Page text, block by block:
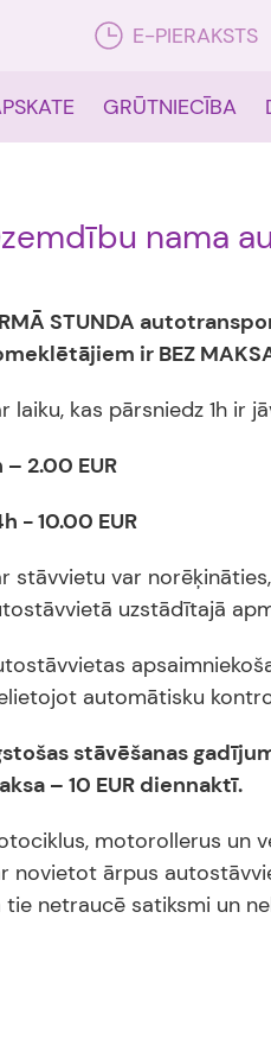
E-PIERAKSTS
GRŪTNIECĪBA
nama
STUNDA
ir BEZ
laiku, kas pārsniedz 1h ir
– 2.00 EUR
- 10.00 EUR
stāvvietu var
uzstādītajā
automātisku
stāvēšanas
– 10 EUR diennaktī.
motorollerus un
novietot ārpus
tie netraucē satiksmi un